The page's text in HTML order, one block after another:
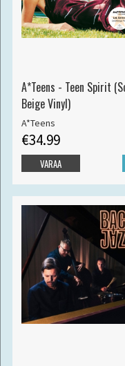
A*Teens - Teen Spirit
Beige Vinyl)
A*Teens
€34.99
VARAA